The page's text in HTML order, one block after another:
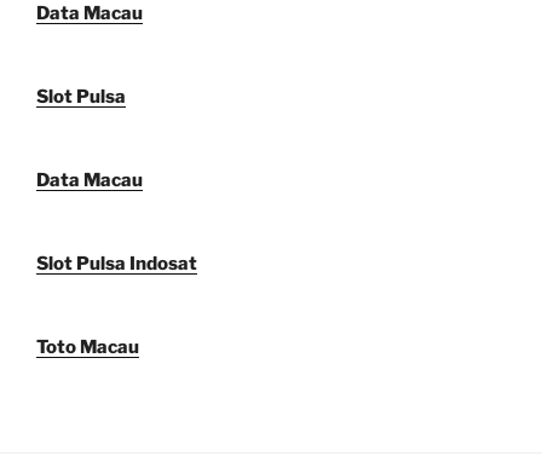
Data Macau
Slot Pulsa
Data Macau
Slot Pulsa Indosat
Toto Macau